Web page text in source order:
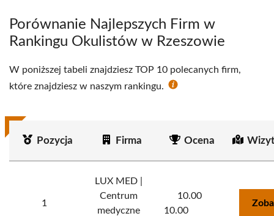
Porównanie Najlepszych Firm w
Rankingu Okulistów w Rzeszowie
W poniższej tabeli znajdziesz TOP 10 polecanych firm,
które znajdziesz w naszym rankingu.
Pozycja Firma Ocena
1
LUX MED |
Centrum
medyczne
10.00
10.00